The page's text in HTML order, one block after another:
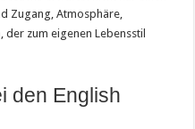
Zugang, Atmosphäre,
der zum eigenen Lebensstil
den English